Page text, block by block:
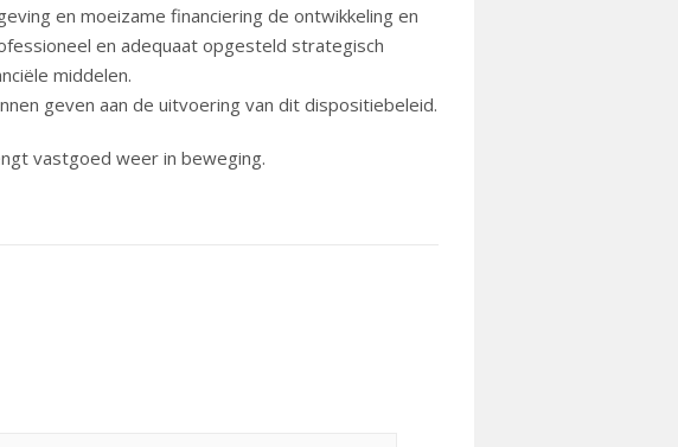
en moeizame financiering de ontwikkeling en
en adequaat opgesteld strategisch
middelen.
geven aan de uitvoering van dit dispositiebeleid.
vastgoed weer in beweging.